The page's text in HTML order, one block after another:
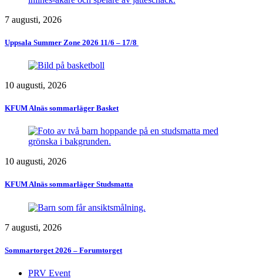
7 augusti, 2026
Uppsala Summer Zone 2026 11/6 – 17/8 ​
10 augusti, 2026
KFUM Alnäs sommarläger Basket
10 augusti, 2026
KFUM Alnäs sommarläger Studsmatta
7 augusti, 2026
Sommartorget 2026 – Forumtorget
PRV Event